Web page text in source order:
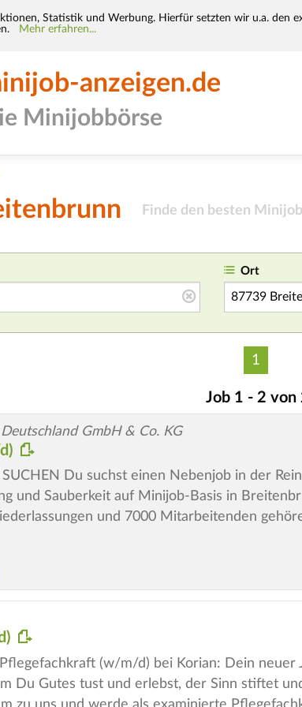
Statistik und Werbung. Hierfür setzten wir u.a.
Mehr erfahren...
anzeigen.de
Minijobbörse
Finde den besten
Ort
1
Job 1 - 2 von
GmbH & Co. KG
Du suchst einen Nebenjob in der
und Sauberkeit auf Minijob-Basis in
und 7000 Mitarbeitenden
(w/m/d) bei Korian: Dein
Du Gutes tust und erlebst, der Sinn stiftet
zu uns und werde als examinierte